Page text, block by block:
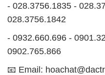
- 028.3756.1835 -
028.3756.1842
- 0932.660.696 -
0902.765.866
📧 Email: